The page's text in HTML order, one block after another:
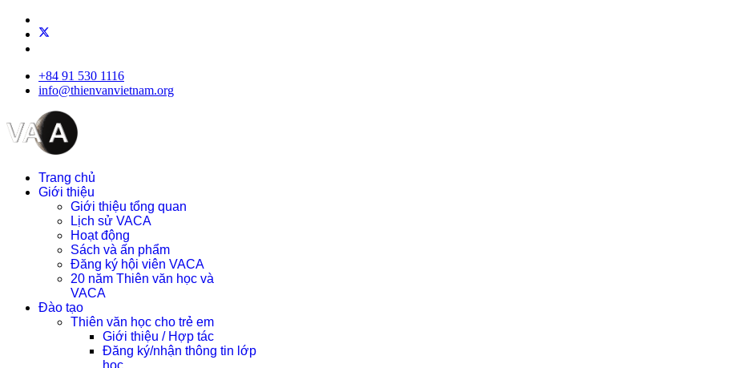
+84 91 530 1116
info@thienvanvietnam.org
Trang chủ
Giới thiệu
Giới thiệu tổng quan
Lịch sử VACA
Hoạt động
Sách và ấn phẩm
Đăng ký hội viên VACA
20 năm Thiên văn học và
VACA
Đào tạo
Thiên văn học cho trẻ em
Giới thiệu / Hợp tác
Đăng ký/nhận thông tin lớp
học